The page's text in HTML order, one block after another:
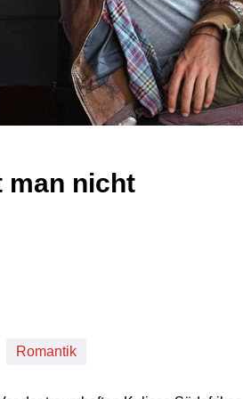
man nicht
Romantik